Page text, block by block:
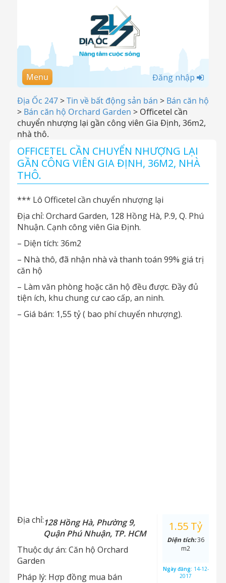
Menu Đăng nhập
Địa Ốc 247>Tin về bất động sản bán > Bán căn hộ
> Bán căn hộ Orchard Garden > Officetel cần
chuyển nhượng lại gần công viên Gia Định, 36m2,
nhà thô.
OFFICETEL CẦN CHUYỂN NHƯỢNG LẠI
GẦN CÔNG VIÊN GIA ĐỊNH, 36M2, NHÀ
THÔ.
*** Lô Officetel cần chuyển nhượng lại
Địa chỉ: Orchard Garden, 128 Hồng Hà, P.9, Q. Phú
Nhuận. Cạnh công viên Gia Định.
– Diện tích: 36m2
– Nhà thô, đã nhận nhà và thanh toán 99% giá trị
căn hộ
– Làm văn phòng hoặc căn hộ đều được. Đầy đủ
tiện ích, khu chung cư cao cấp, an ninh.
– Giá bán: 1,55 tỷ ( bao phí chuyển nhượng).
Địa chỉ:128 Hồng Hà, Phường 9,
Quận Phú Nhuận, TP. HCM
Thuộc dự án: Căn hộ Orchard
Garden
Pháp lý: Hợp đồng mua bán
1.55 Tỷ
Diện tích:36
m2
Ngày đăng: 14-12-
2017